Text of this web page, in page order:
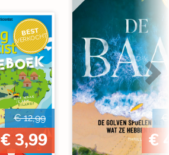
BEST
VERKOCHT
€ 12,99
€ 3,99
€
€